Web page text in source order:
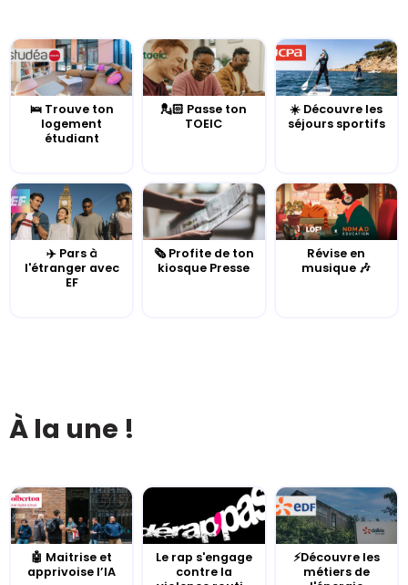
🛌 Trouve ton
logement
étudiant
💂🏻 Passe ton
TOEIC
☀️ Découvre les
séjours sportifs
✈️ Pars à
l'étranger avec
EF
🗞️ Profite de ton
kiosque Presse
Révise en
musique 🎶
À la une !
🤖 Maitrise et
apprivoise l’IA
Le rap s'engage
contre la
⚡Découvre les
métiers de